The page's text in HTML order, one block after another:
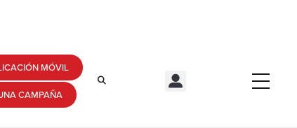
MÓVIL
CAMPAÑA